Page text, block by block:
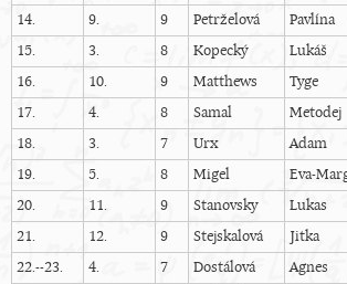
14.
9. 9 Petrželová Pavlína
15.
3. 8 Kopecký Lukáš
16.
10. 9 Matthews Tyge
17.
4. 8 Samal Metodej
18.
3. 7 Urx Adam
19.
5. 8 Migel Eva-
20.
11. 9 Stanovsky Lukas
21.
12. 9 Stejskalová Jitka
22.--23.
4. 7 Dostálová Agnes